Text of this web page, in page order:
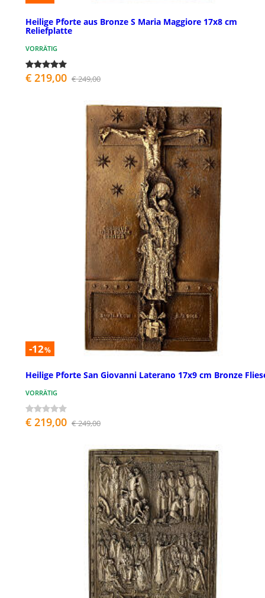
Heilige Pforte aus Bronze S Maria Maggiore 17x8 cm
Reliefplatte
VORRÄTIG
€ 219,00 € 249,00
-12%
Heilige Pforte San Giovanni Laterano 17x9 cm Bronze
VORRÄTIG
€ 219,00 € 249,00